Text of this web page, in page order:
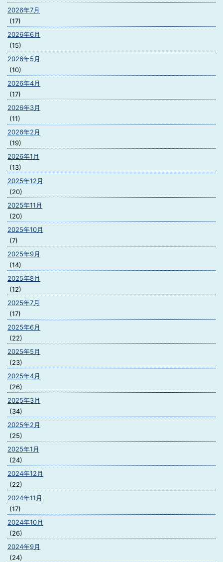
2026年7月
(17)
2026年6月
(15)
2026年5月
(10)
2026年4月
(17)
2026年3月
(11)
2026年2月
(19)
2026年1月
(13)
2025年12月
(20)
2025年11月
(20)
2025年10月
(7)
2025年9月
(14)
2025年8月
(12)
2025年7月
(17)
2025年6月
(22)
2025年5月
(23)
2025年4月
(26)
2025年3月
(34)
2025年2月
(25)
2025年1月
(24)
2024年12月
(22)
2024年11月
(17)
2024年10月
(26)
2024年9月
(24)